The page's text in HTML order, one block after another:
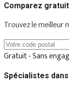
Comparez
Trouvez le meilleur
Gratuit - Sans
Spécialistes